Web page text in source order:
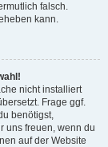
falsch.
kann.
nicht installiert
Frage ggf.
benötigst,
uns freuen, wenn du
auf der Website